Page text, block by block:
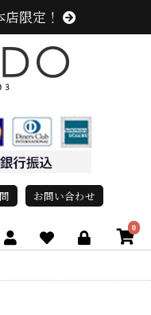
限定！
お問い合わせ
0